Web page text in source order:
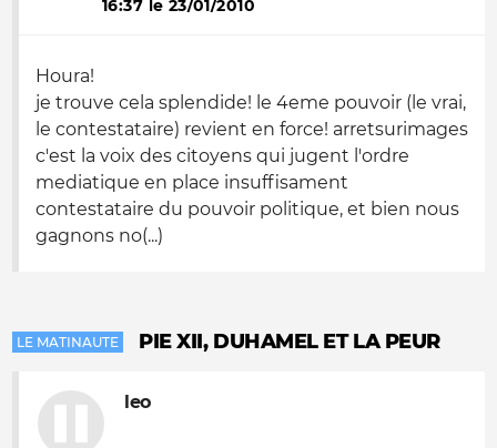
16:37 le 23/01/2010
Houra!
je trouve cela splendide! le 4eme pouvoir (le vrai,
le contestataire) revient en force! arretsurimages
c'est la voix des citoyens qui jugent l'ordre
mediatique en place insuffisament
contestataire du pouvoir politique, et bien nous
gagnons no(...)
LE MATINAUTE PIE XII, DUHAMEL ET LA PEUR
leo